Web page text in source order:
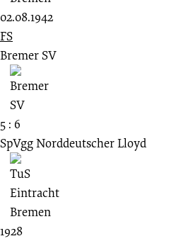
02.08.1942
FS
Bremer SV
5 : 6
SpVgg Norddeutscher Lloyd
1928